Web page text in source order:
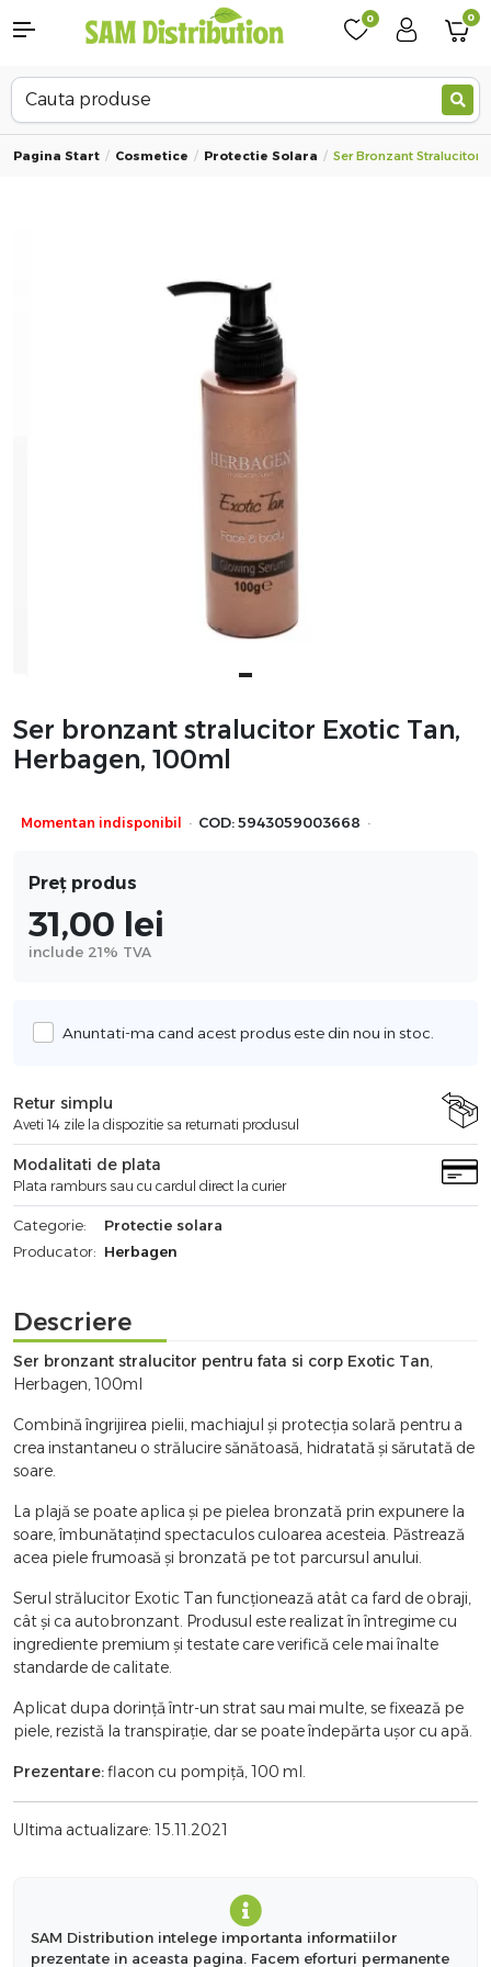
0 0
Pagina Start Cosmetice Protectie Solara Ser Bronzant Stralucitor
Ser bronzant stralucitor Exotic Tan,
Herbagen, 100ml
Momentan indisponibil · COD: 5943059003668 ·
Preț produs
31,00 lei
include 21% TVA
Anuntati-ma cand acest produs este din nou in stoc.
Retur simplu
Aveti 14 zile la dispozitie sa returnati produsul
Modalitati de plata
Plata ramburs sau cu cardul direct la curier
Categorie:
Protectie solara
Producator: Herbagen
Descriere
Ser bronzant stralucitor pentru fata si corp Exotic Tan,
Herbagen, 100ml
Combină îngrijirea pielii, machiajul și protecția solară pentru a
crea instantaneu o strălucire sănătoasă, hidratată și sărutată de
soare.
La plajă se poate aplica și pe pielea bronzată prin expunere la
soare, îmbunătațind spectaculos culoarea acesteia. Păstrează
acea piele frumoasă și bronzată pe tot parcursul anului.
Serul strălucitor Exotic Tan funcționează atât ca fard de obraji,
cât și ca autobronzant. Produsul este realizat în întregime cu
ingrediente premium și testate care verifică cele mai înalte
standarde de calitate.
Aplicat dupa dorință într-un strat sau mai multe, se fixează pe
piele, rezistă la transpirație, dar se poate îndepărta ușor cu apă.
Prezentare:flacon cu pompiță, 100 ml.
Ultima actualizare: 15.11.2021
SAM Distribution intelege importanta informatiilor
prezentate in aceasta pagina. Facem eforturi permanente